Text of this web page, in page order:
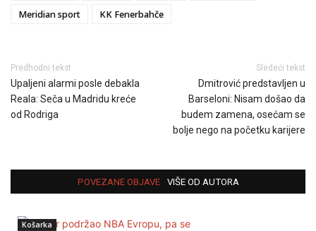
Meridian sport KK Fenerbahče
Predhodni tekst
Upaljeni alarmi posle debakla
Reala: Seča u Madridu kreće
od Rodriga
Sledeći tekst
Dmitrović predstavljen u
Barseloni: Nisam došao da
budem zamena, osećam se
bolje nego na početku karijere
POVEZANE OBJAVE VIŠE OD AUTORA
Košarka